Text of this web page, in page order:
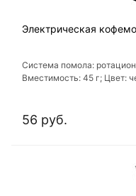
Электрическая
Система помола:
Вместимость: 45 г; Цвет:
56 руб.